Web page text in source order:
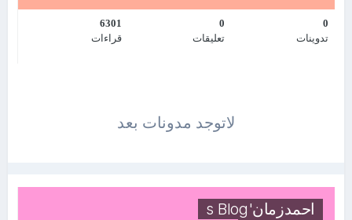
0
تدوينات
0
تعليقات
6301
قراءات
لاتوجد مدونات بعد
احمدزمان's Blog